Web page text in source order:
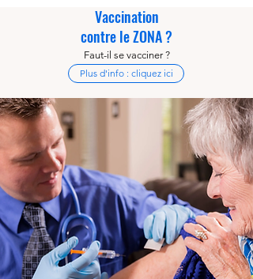
Vaccination
contre le ZONA ?
Faut-il se vacciner ?
Plus d'info : cliquez ici